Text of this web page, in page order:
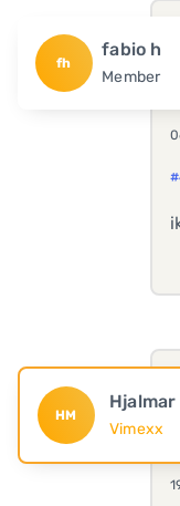
fh
fabio h
Member
HM
Hjalmar
Vimexx